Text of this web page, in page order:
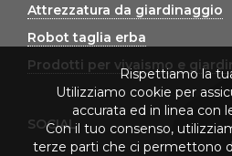
Attrezzatura da giardinaggio
Robot taglia erba
Prodotti per vivaismo e
SOCIAL
Rispettiamo la
Utilizziamo cookie per
accurata ed in linea con
Con il tuo consenso,
terze parti che ci permettono